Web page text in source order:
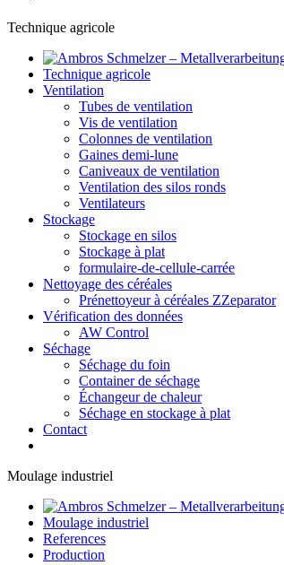
Technique agricole
Technique agricole
Ventilation
Tubes de ventilation
Vis de ventilation
Colonnes de ventilation
Gaines demi-lune
Caniveaux de ventilation
Ventilation des silos ronds
Ventilateurs
Stockage
Stockage en silos
Stockage à plat
formulaire-de-cellule-carrée
Nettoyage des céréales
Prénettoyeur à céréales ZZeparator
Vérification des données
AW Control
Séchage
Séchage du foin
Container de séchage
Échangeur de chaleur
Séchage en stockage à plat
Contact
Moulage industriel
Moulage industriel
References
Production